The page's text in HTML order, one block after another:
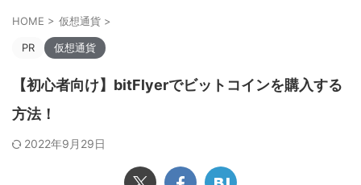
HOME > 仮想通貨 >
PR 仮想通貨
【初心者向け】bitFlyerでビットコインを購入する
方法！
2022年9月29日